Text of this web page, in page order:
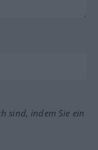
sind, indem Sie ein